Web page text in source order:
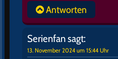
Antworten
Serienfansagt:
13. November 2024 um 15:44 Uhr